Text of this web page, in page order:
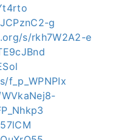
g
s/rkh7W2A2-e
f_p_WPNPIx